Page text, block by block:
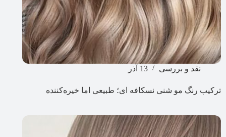
نقد و بررسی 13 آذر
ترکیب رنگ مو شنی نسکافه ای؛ طبیعی اما خیره‌کننده